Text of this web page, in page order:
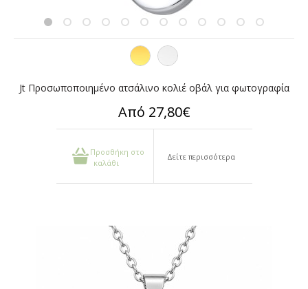
Jt Προσωποποιημένο ατσάλινο κολιέ οβάλ για φωτογραφία
Από 27,80€
Προσθήκη στο
καλάθι
Δείτε περισσότερα